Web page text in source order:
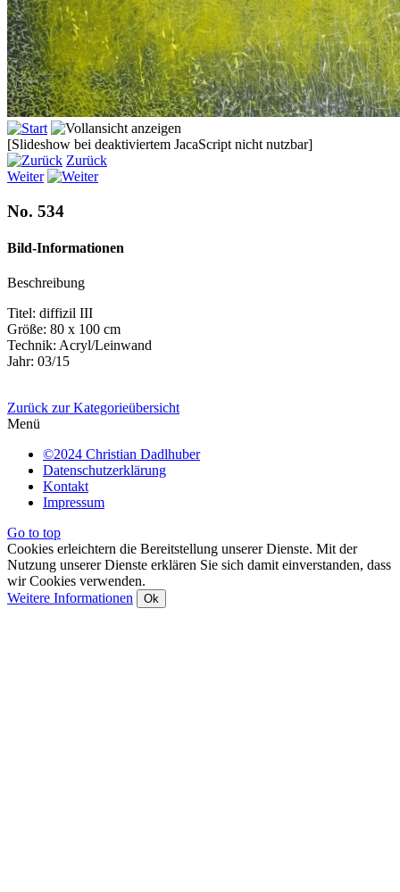
[Slideshow bei deaktiviertem JacaScript nicht nutzbar]
Zurück
Weiter
No. 534
Bild-Informationen
Beschreibung
Titel: diffizil III
Größe: 80 x 100 cm
Technik: Acryl/Leinwand
Jahr: 03/15
Zurück zur Kategorieübersicht
Menü
©2024 Christian Dadlhuber
Datenschutzerklärung
Kontakt
Impressum
Go to top
Cookies erleichtern die Bereitstellung unserer Dienste. Mit der
Nutzung unserer Dienste erklären Sie sich damit einverstanden, dass
wir Cookies verwenden.
Weitere Informationen
Ok